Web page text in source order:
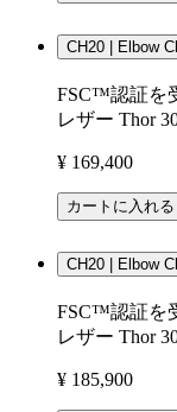
CH20 | Elbow
FSC™認証を
レザー Thor
¥ 169,400
カートに入れる
CH20 | Elbow
FSC™認証を
レザー Thor
¥ 185,900